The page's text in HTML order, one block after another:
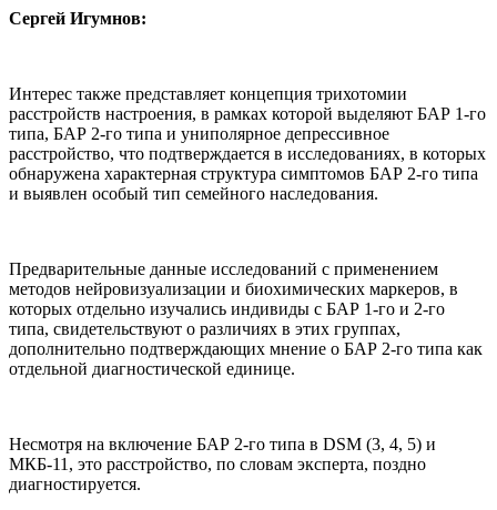
Сергей Игумнов:
Интерес также представляет концепция трихотомии
расстройств настроения, в рамках которой выделяют БАР 1-го
типа, БАР 2-го типа и униполярное депрессивное
расстройство, что подтверждается в исследованиях, в которых
обнаружена характерная структура симптомов БАР 2-го типа
и выявлен особый тип семейного наследования.
Предварительные данные исследований с применением
методов нейровизуализации и биохимических маркеров, в
которых отдельно изучались индивиды с БАР 1-го и 2-го
типа, свидетельствуют о различиях в этих группах,
дополнительно подтверждающих мнение о БАР 2-го типа как
отдельной диагностической единице.
Несмотря на включение БАР 2-го типа в DSM (3, 4, 5) и
МКБ-11, это расстройство, по словам эксперта, поздно
диагностируется.